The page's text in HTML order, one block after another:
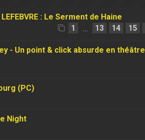
: Le Serment de Haine
1 13 14 15
- Un point & click absurde en théâtre
(PC)
Night